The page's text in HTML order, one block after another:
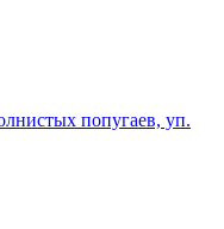
попугаев, уп.